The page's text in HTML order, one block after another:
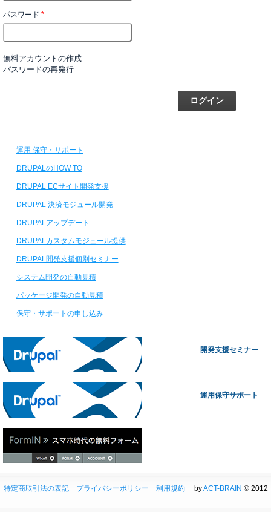
パスワード *
無料アカウントの作成
パスワードの再発行
運用 保守・サポート
DRUPALのHOW TO
DRUPAL ECサイト開発支援
DRUPAL 決済モジュール開発
DRUPALアップデート
DRUPALカスタムモジュール提供
DRUPAL開発支援個別セミナー
システム開発の自動見積
パッケージ開発の自動見積
保守・サポートの申し込み
開発支援セミナー
開発支援セミナー
運用保守サポート
運用保守サポート
特定商取引法の表記 プライバシーポリシー 利用規約byACT-BRAIN © 2012